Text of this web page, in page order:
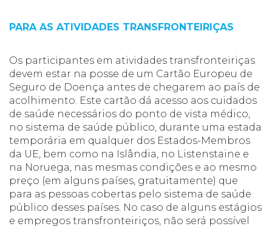
PARA AS ATIVIDADES TRANSFRONTEIRIÇAS
Os participantes em atividades transfronteiriças
devem estar na posse de um Cartão Europeu de
Seguro de Doença antes de chegarem ao país de
acolhimento. Este cartão dá acesso aos cuidados
de saúde necessários do ponto de vista médico,
no sistema de saúde público, durante uma estada
temporária em qualquer dos Estados-Membros
da UE, bem como na Islândia, no Listenstaine e
na Noruega, nas mesmas condições e ao mesmo
preço (em alguns países, gratuitamente) que
para as pessoas cobertas pelo sistema de saúde
público desses países. No caso de alguns estágios
e empregos transfronteiriços, não será possível